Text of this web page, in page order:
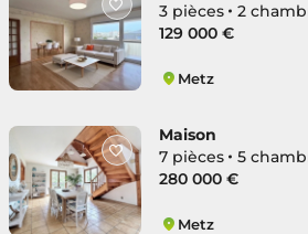
3 pièces
2
129 000 €
Metz
Maison
7 pièces
5
280 000 €
Metz